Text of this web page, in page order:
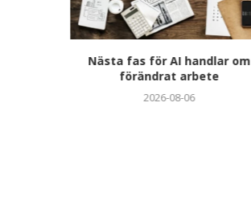
Nästa fas för AI handlar om
förändrat arbete
2026-08-06